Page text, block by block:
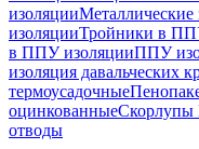
изоляцииМеталлические
изоляцииТройники в
в ППУ изоляцииППУ
изоляция давальческих
термоусадочные
оцинкованные
отводы